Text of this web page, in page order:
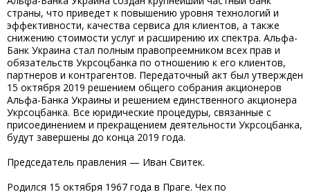
страны, что приведет к повышению уровня технологий и
эффективности, качества сервиса для клиентов, а также
снижению стоимости услуг и расширению их спектра. Альфа-
Банк Украина стал полным правопреемником всех прав и
обязательств Укрсоцбанка по отношению к его клиентов,
партнеров и контрагентов. Передаточный акт был утвержден
15 октября 2019 решением общего собрания акционеров
Альфа-Банка Украины и решением единственного акционера
Укрсоцбанка. Все юридические процедуры, связанные с
присоединением и прекращением деятельности Укрсоцбанка,
будут завершены до конца 2019 года.
Председатель правления — Иван Свитек.
Родился 15 октября 1967 года в Праге. Чех по